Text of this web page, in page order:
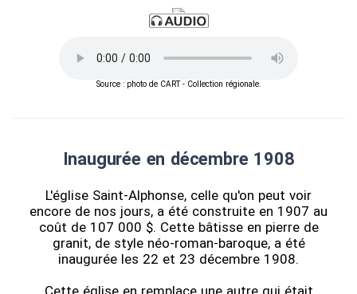
Source : photo de CART - Collection régionale.
Inaugurée en décembre 1908
L'église Saint-Alphonse, celle qu'on peut voir
encore de nos jours, a été construite en 1907 au
coût de 107 000 $. Cette bâtisse en pierre de
granit, de style néo-roman-baroque, a été
inaugurée les 22 et 23 décembre 1908.